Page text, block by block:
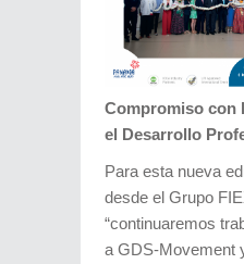
Compromiso con
el Desarrollo
Para esta nueva
desde el Grupo
“continuaremos
a GDS-Movement